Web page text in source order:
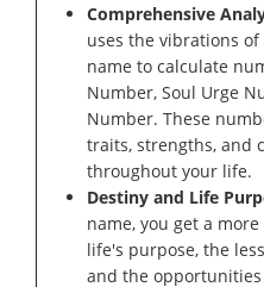
Comprehensive
uses the vibrations
name to calculate
Number, Soul Urge
Number. These
traits, strengths, and
throughout your life.
Destiny and Life
name, you get a
life's purpose, the
and the